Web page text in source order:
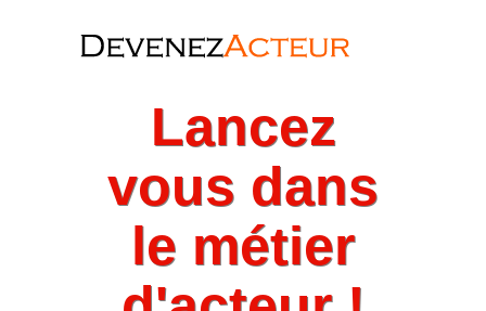
Lancez
vous dans
le métier